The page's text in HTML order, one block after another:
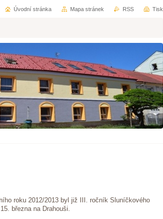
roku 2012/2013 byl již III. ročník Sluníčkového
března na Drahouši.
Úvodní stránka Mapa stránek RSS Tisk